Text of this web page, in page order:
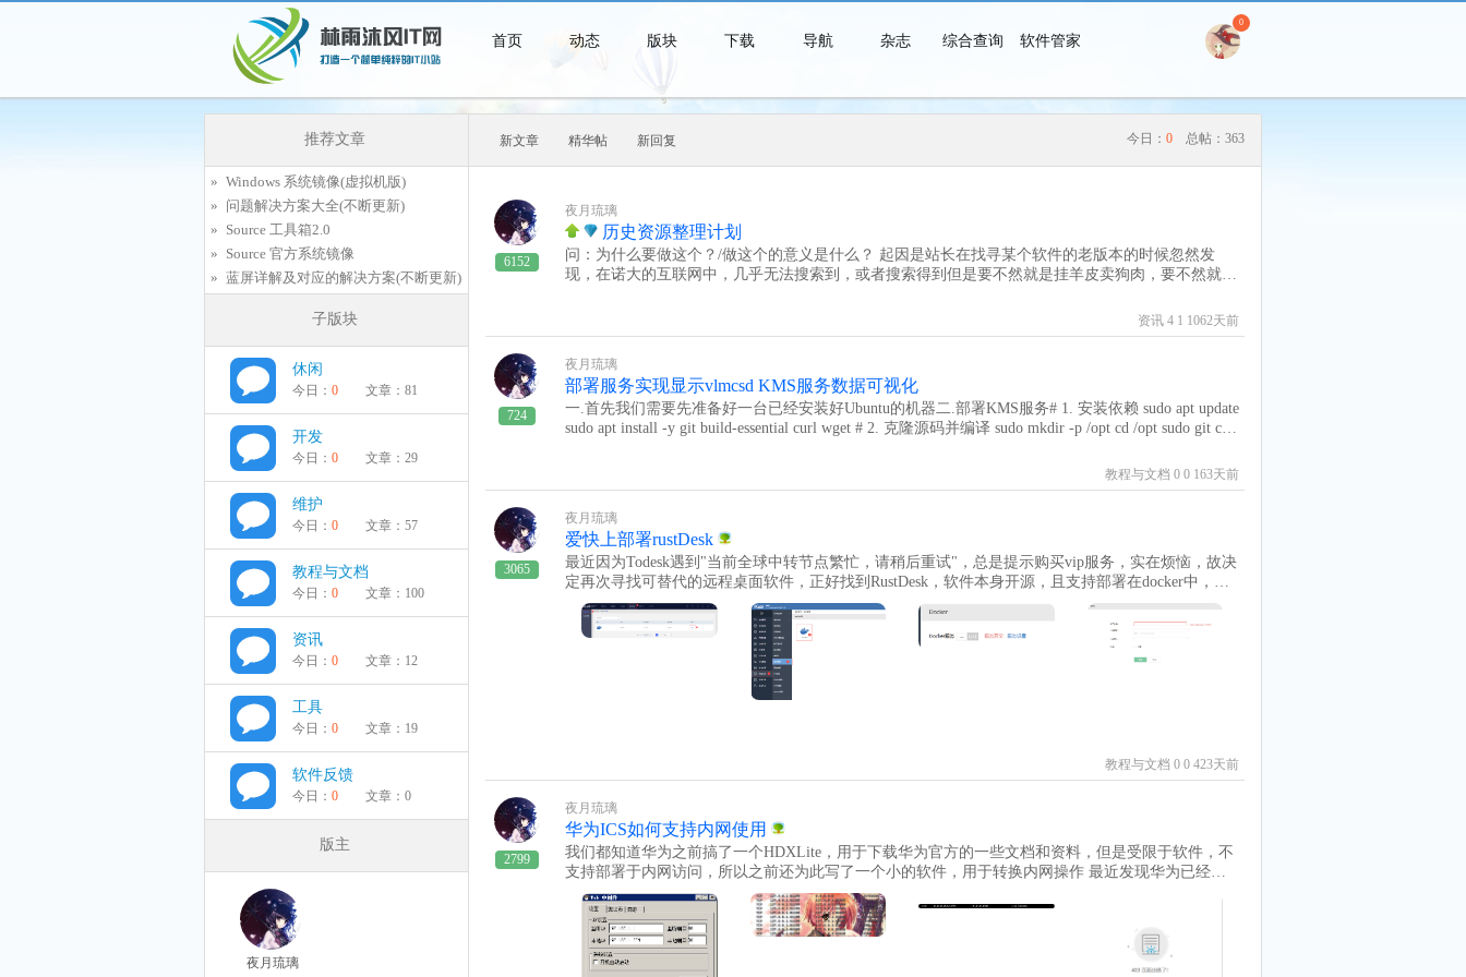
首页 动态 版块 下载 导航 杂志 综合查询 软件管家
0
搜 索
加入115生活VIP，立享尊贵服务
推荐文章
Windows 系统镜像(虚拟机版)
问题解决方案大全(不断更新)
Source 工具箱2.0
Source 官方系统镜像
蓝屏详解及对应的解决方案(不断更新)
子版块
休闲
今日：0 文章：81
开发
今日：0 文章：29
维护
今日：0 文章：57
教程与文档
今日：0 文章： 100
资讯
今日：0 文章： 12
工具
今日：0 文章： 19
软件反馈
今日：0 文章：0
版主
夜月琉璃
新文章 精华帖 新回复 今日： 0 总帖： 363
6152
夜月琉璃
历史资源整理计划
问：为什么要做这个？/做这个的意义是什么？ 起因是站长在找寻某个软件的老版本的时候忽然发
现，在诺大的互联网中，几乎无法搜索到，或者搜索得到但是要不然就是挂羊皮卖狗肉，要不然就是
既然自己会需要寻找，那么一定也会有人也寻找，所以为了不让后面寻找的人重蹈覆辙，便有此计划
问：主要包含什么？ 主要包含两个方面：1.操作系统 2.软件 3.驱动问：目前已经完成进度及下载方
度网盘及115网盘，资源均为同步更新问：是否收费，或者说以后是否会考虑收费？ 我们的目的是让
资源能得到分享和流动，所以我们承诺永远不会去收费，我们最大的动力就是我们的资源能给予到你
帮助最后：在资源收集过程中，部分资源由 无忧论坛 、 南月爱怀旧软件、BetaArchive、WinWorld
提供，在这里对此表示感谢！======================================================
hville"、Windows 98、Windows Me 、 Windows NT 3.x、Windows NT 4、Windows Codename "Neptun
e"、Windows Home Server、Windows Home Server 2011....查看目前进度：【腾讯文档】历史Windows
系统整理列表百度云链接：https://pan.baidu.com/s/1nvOcHUL 115网盘链接：https://115.com/s/sw61eug
3wcq?password=pa39~~~~~~~~~~~~~~~~~~~~~~~~~~~~~~~~~~~~~~~~~~~~~~~~~~~~~~~~~~~~~
~~~~~~~~~~~~~~~历史软件：包含360安全卫士、腾讯软件、金山软件、Microsoft软件、瑞星软件、
江民杀毒软件、迅雷、豪杰超级解霸 等等......查看目前进度：历史软件整理列表百度云链接：https://
pan.baidu.com/s/1OXzjUIG6tvGwC4YxD3EOAg?pwd=8888 115网盘链接：https://115.com/s/sw6195k3wc
q?password=nf45驱动：主板驱动、显卡驱动、声卡驱动、网卡驱动、磁盘控制器驱动.....查看目前进
度：驱动博物馆百度云链接：https://pan.baidu.com/s/19s7-moZihtUNAemi_jR57w?pwd=8888 115网盘链
接：https://115.com/s/swzyiyg3wcq?password=ea34
资讯 4 1 1062天前
724
夜月琉璃
部署服务实现显示vlmcsd KMS服务数据可视化
一.首先我们需要先准备好一台已经安装好Ubuntu的机器二.部署KMS服务# 1. 安装依赖 sudo apt update
sudo apt install -y git build-essential curl wget # 2. 克隆源码并编译 sudo mkdir -p /opt cd /opt sudo git clo
sudo install -m 755 bin/vlmcsd /usr/local/bin/ sudo install -m 755 bin/vlmcs /usr/local/bin/ # 4. 创建日志文
件（关键：用于 Promtail 采集） sudo touch /var/log/vlmcsd.log sudo chown nobody:nogroup /var/log/vlm
MS Emulator (vlmcsd) After=network.target [Service] Type=simple User=nobody Group=nogroup ExecStar
t=/usr/local/bin/vlmcsd -D -l /var/log/vlmcsd.log Restart=always [Install] WantedBy=multi-user.target EOF
# 6. 启动服务 sudo systemctl daemon-reload sudo systemctl enable --now vlmcsd # 7. 开放防火墙端口 sud
o ufw allow 1688/tcp sudo ufw reload # 8. 验证服务 sudo systemctl status vlmcsd sudo ss -lntp | grep 1688 t
ail -f /var/log/vlmcsd.log这时候，我们在Ubuntu终端中，执行vlmcs，可以看到：Connecting to 127.0.0.
1:1688 ... successful 即表明这步成功了三.部署Loki+Promtail+Grafana首先安装 Loki（日志存储）# 下
载 Loki（以 v2.9.0 为例，可访问 https://github.com/grafana/loki/releases 获取最新版后通过SFTP等方式
存入） cd /tmp wget https://github.com/grafana/loki/releases/download/v2.9.0/loki-linux-amd64.zip unzip l
oki-linux-amd64.zip sudo mv loki-linux-amd64 /usr/local/bin/loki # 创建配置目录 sudo mkdir -p /etc/loki /
ig.file=/etc/loki/config.yaml Restart=always [Install] WantedBy=multi-user.target EOF # 启动 Loki sudo sys
temctl daemon-reload sudo systemctl enable --now loki sudo systemctl status loki安装 Promtail（日志采
集）# 下载 Promtail cd /tmp wget https://github.com/grafana/loki/releases/download/v2.9.0/promtail-linux-
amd64.zip (这里相同，可以直接通过访问下载后拷贝入) unzip promtail-linux-amd64.zip sudo mv promt
tail 配置文件 sudo tee /etc/promtail/config.yaml <<'EOF' server: http_listen_port: 9080 grpc_listen_port: 0
positions: filename: /tmp/positions.yaml clients: - url: http://localhost:3100/loki/api/v1/push scrape_configs:
- job_name: vlmcsd static_configs: - targets: - localhost labels: job: vlmcsd host: ${HOSTNAME} # 关键：
以主机名作为标签，用于按主机名统计 __path__: /var/log/vlmcsd.log EOF # 创建 systemd 服务 sudo tee
教程与文档 0 0 163天前
3065
夜月琉璃
爱快上部署rustDesk
最近因为Todesk遇到"当前全球中转节点繁忙，请稍后重试"，总是提示购买vip服务，实在烦恼，故决
定再次寻找可替代的远程桌面软件，正好找到RustDesk，软件本身开源，且支持部署在docker中，既
然如此，那为何不自己搭建一个属于自己的远程桌面呢？ 说干就干！ 软件部署需要：1.支持Docker
的系统 2.公网ip 这里我用的是爱快，(部署方法参考了 【教程】docker搭建RustDesk远程桌面服务
器！保姆教程 - NAS交流社区) 首先第一步 ，爱快中默认没有Docker，所以 我们 需要在爱快中部署D
ocker 访问：https://yun.ikuai8.com，照图位置找到，选择进行安装 安装好以后，我们回到 爱快中，就
在"系统设置" - "磁盘管理"中划分出一个独立的分区以供Docker使用 启用后，我们首先需要配置dock
建了 ，需要创建两个Docker 注意：创建前，我们需要在前面所分配的Docker目录中先创建两个对应
的文件夹，分别为hbbr、hbbs，并记下它们的路径 hbbr是中继服务器，hbbs是主服务器 配置参数如
下： hbbr： 内存 ：1G 启动命令：hbbr 源路径(这里就是我们前面所创建的路径)：/docker/Docker/rus
t/hbbr 目标路径(这里保持默认)：/root hbbs： 内存：1G 启动命令：hbbs -r [公网ip/公网域名]源路径
(这里就是我们前面所创建的路径)：/docker/Docker/rust/hbbs目标路径(这里保持默认)：/root 以上部分
配置好以后，可以看到容器列表中的两个服务均已经显示"已启用"，此时在内网中通过ip就可以使用
了，但我们如果想在外网中使用，还需要到"网络设置"-"端口映射"中将对应的端口映射出去，同时如
果您的ip是公网动态ip，还需要到"高级应用"-"动态域名"中添加一个动态域名，通过以上的步骤，我
们即可实现部署rustDesk 注意： 1.这里映射端口需要注意，21115、21116为hbbs提供对应服务，所以
这两个端口映射时所填写的内网ip为hbbs对应的ip；21117 端口为hbbr提供服务，所以映射该端口的时
候对应的内网ip为hbbr的内网ip，而不是hbbs的内网ip 2.以上的端口开放类型建议均设置为tcp+udp 特
教程与文档 0 0 423天前
2799
夜月琉璃
华为ICS如何支持内网使用
我们都知道华为之前搞了一个HDXLite，用于下载华为官方的一些文档和资料，但是受限于软件，不
支持部署于内网访问，所以之前还为此写了一个小的软件，用于转换内网操作 最近发现华为已经更
新成了ICSLite，遂下载回来看下，仍然是不支持内网访问，通过查看文件结构，发现这次是开放结
构，既然如此，那就好办了，首先通过netstat -an查看监听信息，发现仅仅只监听了127.0.0.1:51299，
那么我们第一步自然是要先解决，让其监听0.0.0.0:51299 找到软件的目录，发现熟悉的身影“tomca
t”，那么剩下的就简单了，进到tomcat目录，找到conf文件夹，在里面找到"server.xml"这个文件，用
记事本打开，可以看到里面都是英文，不用担心，我们只需要找到 <Connector executor="tomcatThrea